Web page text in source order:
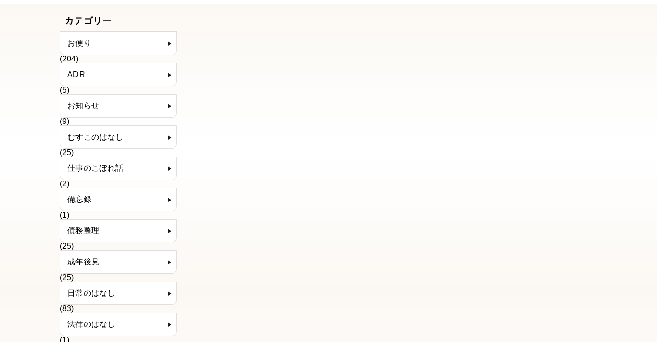
カテゴリー
お便り
(204)
ADR
(5)
お知らせ
(9)
むすこのはなし
(25)
仕事のこぼれ話
(2)
備忘録
(1)
債務整理
(25)
成年後見
(25)
日常のはなし
(83)
法律のはなし
(1)